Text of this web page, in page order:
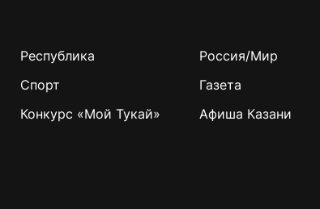
Республика Россия/Мир
Спорт Газета
Конкурс «Мой Тукай» Афиша Казани